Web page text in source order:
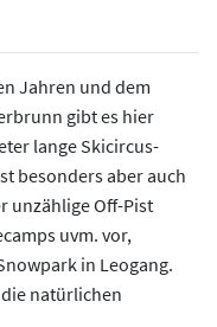
Jahren und dem
gibt es hier
lange Skicircus-
besonders aber auch
unzählige Off-Pist
uvm. vor,
in Leogang.
natürlichen